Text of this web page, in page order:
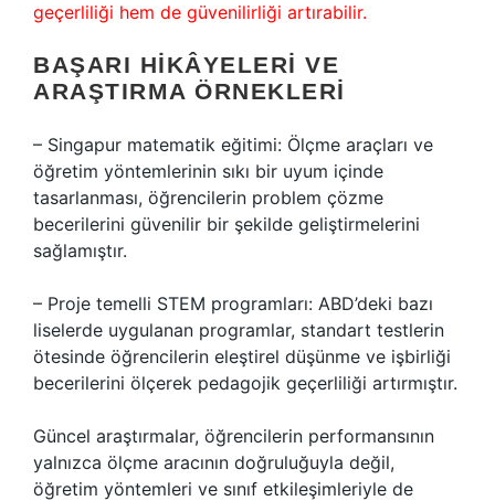
geçerliliği hem de güvenilirliği artırabilir.
BAŞARI HIKÂYELERI VE
ARAŞTIRMA ÖRNEKLERI
– Singapur matematik eğitimi: Ölçme araçları ve
öğretim yöntemlerinin sıkı bir uyum içinde
tasarlanması, öğrencilerin problem çözme
becerilerini güvenilir bir şekilde geliştirmelerini
sağlamıştır.
– Proje temelli STEM programları: ABD’deki bazı
liselerde uygulanan programlar, standart testlerin
ötesinde öğrencilerin eleştirel düşünme ve işbirliği
becerilerini ölçerek pedagojik geçerliliği artırmıştır.
Güncel araştırmalar, öğrencilerin performansının
yalnızca ölçme aracının doğruluğuyla değil,
öğretim yöntemleri ve sınıf etkileşimleriyle de